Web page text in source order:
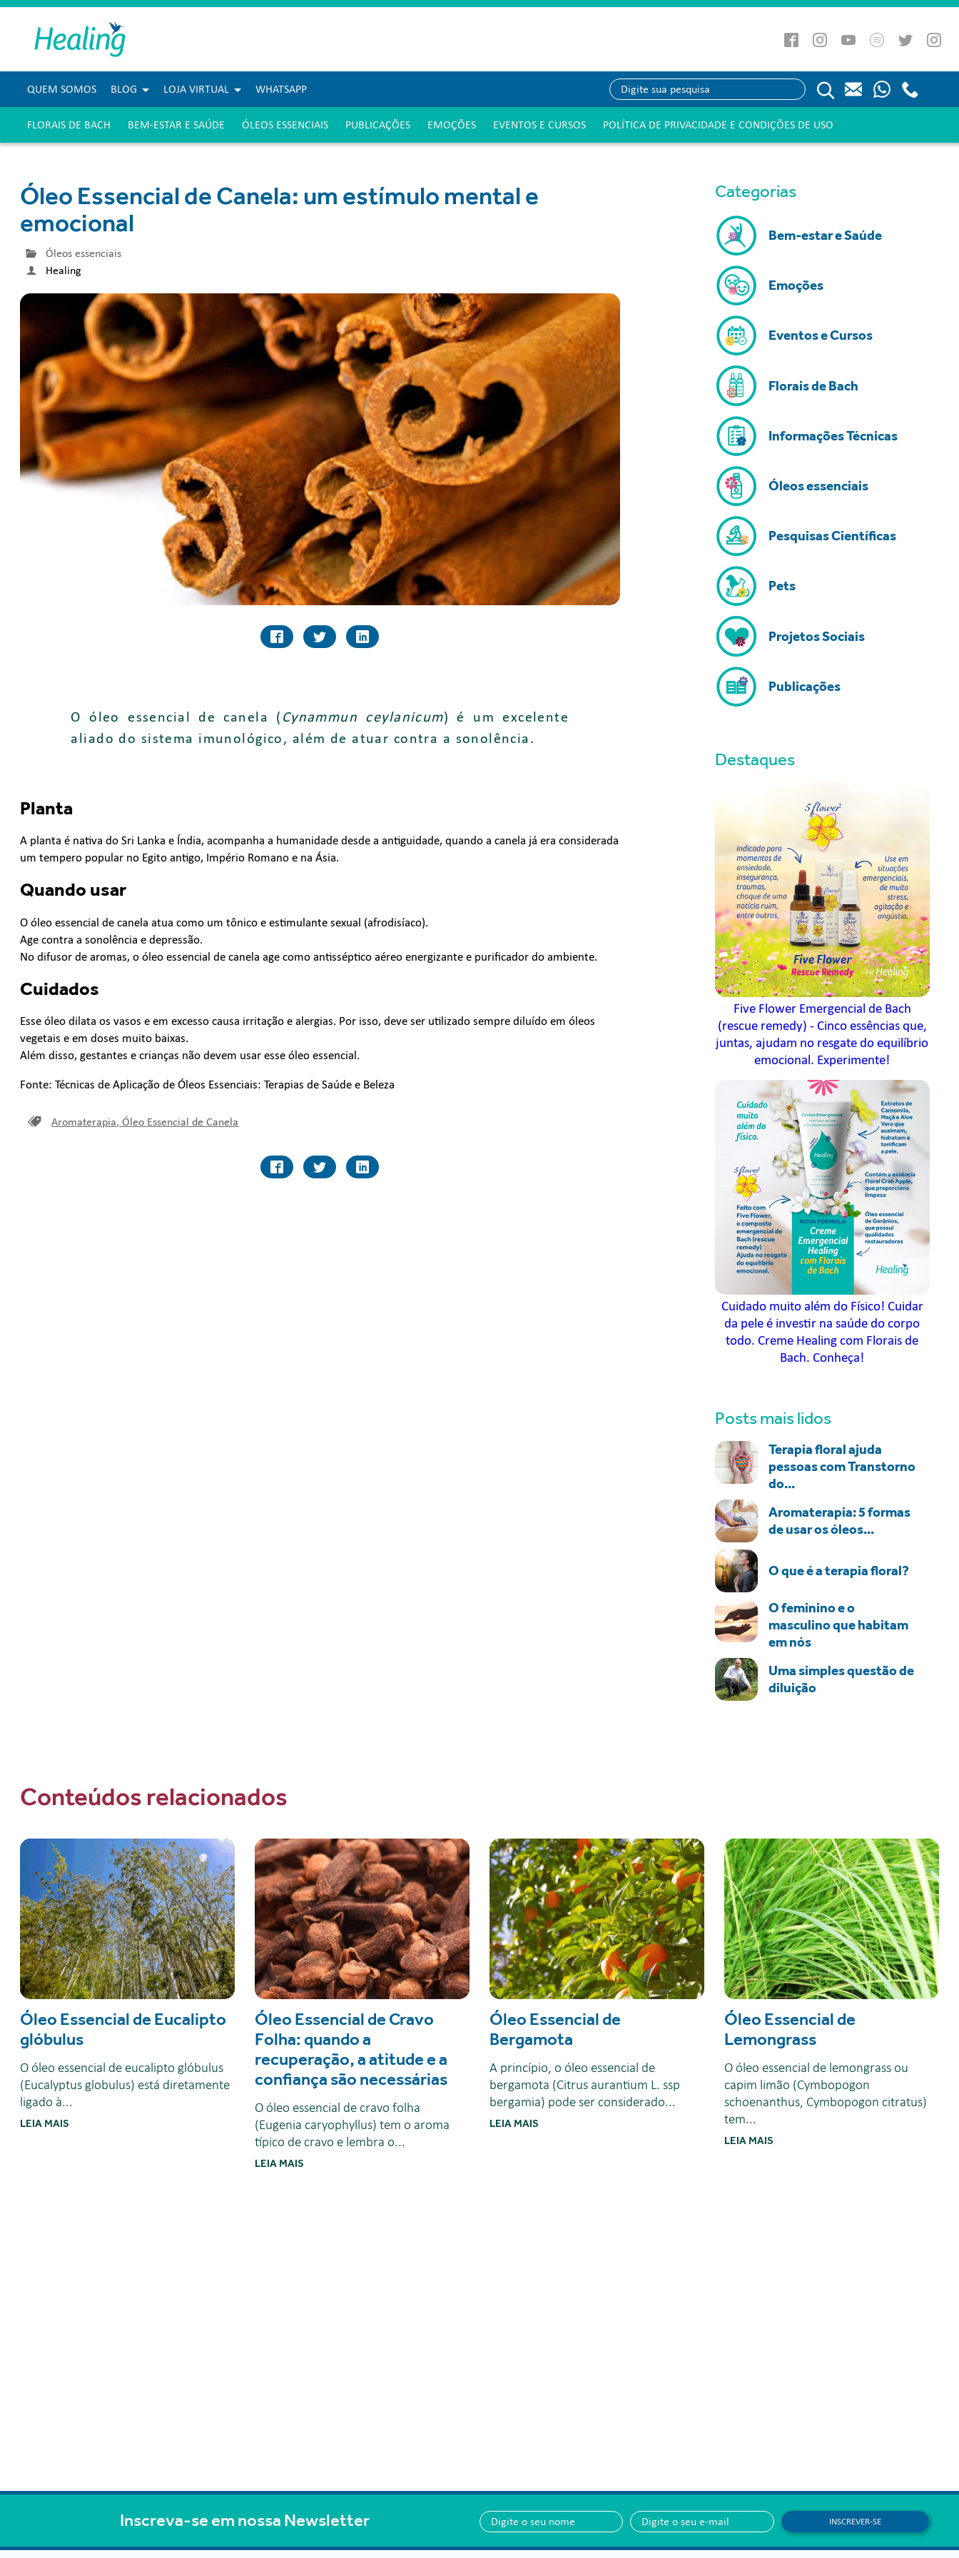
QUEM SOMOS BLOG LOJA VIRTUAL WHATSAPP
FLORAIS DE BACH BEM-ESTAR E SAÚDE ÓLEOS ESSENCIAIS PUBLICAÇÕES EMOÇÕES EVENTOS E CURSOS POLÍTICA DE PRIVACIDADE E CONDIÇÕES DE USO
Óleo Essencial de Canela: um estímulo mental e
emocional
Óleos essenciais
Healing
O óleo essencial de canela ( Cynammun ceylanicum) é um excelente
aliado do sistema imunológico, além de atuar contra a sonolência.
Planta
A planta é nativa do Sri Lanka e Índia, acompanha a humanidade desde a antiguidade, quando a canela já era considerada
um tempero popular no Egito antigo, Império Romano e na Ásia.
Quando usar
O óleo essencial de canela atua como um tônico e estimulante sexual (afrodisíaco).
Age contra a sonolência e depressão.
No difusor de aromas, o óleo essencial de canela age como antisséptico aéreo energizante e purificador do ambiente.
Cuidados
Esse óleo dilata os vasos e em excesso causa irritação e alergias. Por isso, deve ser utilizado sempre diluído em óleos
vegetais e em doses muito baixas.
Além disso, gestantes e crianças não devem usar esse óleo essencial.
Fonte: Técnicas de Aplicação de Óleos Essenciais: Terapias de Saúde e Beleza
Aromaterapia, Óleo Essencial de Canela
Categorias
Bem-estar e Saúde
Emoções
Eventos e Cursos
Florais de Bach
Informações Técnicas
Óleos essenciais
Pesquisas Científicas
Pets
Projetos Sociais
Publicações
Destaques
Five Flower Emergencial de Bach
(rescue remedy) - Cinco essências que,
juntas, ajudam no resgate do equilíbrio
emocional. Experimente!
Cuidado muito além do Físico! Cuidar
da pele é investir na saúde do corpo
todo. Creme Healing com Florais de
Bach. Conheça!
Posts mais lidos
Terapia floral ajuda
pessoas com Transtorno
do...
Aromaterapia: 5 formas
de usar os óleos...
O que é a terapia floral?
O feminino e o
masculino que habitam
em nós
Uma simples questão de
diluição
Conteúdos relacionados
Óleo Essencial de Eucalipto
glóbulus
O óleo essencial de eucalipto glóbulus
(Eucalyptus globulus) está diretamente
ligado à...
LEIA MAIS
Óleo Essencial de Cravo
Folha: quando a
recuperação, a atitude e a
confiança são necessárias
O óleo essencial de cravo folha
(Eugenia caryophyllus) tem o aroma
típico de cravo e lembra o...
LEIA MAIS
Óleo Essencial de
Bergamota
A princípio, o óleo essencial de
bergamota (Citrus aurantium L. ssp
bergamia) pode ser considerado...
LEIA MAIS
Óleo Essencial de
Lemongrass
O óleo essencial de lemongrass ou
capim limão (Cymbopogon
schoenanthus, Cymbopogon citratus)
tem...
LEIA MAIS
Inscreva-se em nossa Newsletter INSCREVER-SE